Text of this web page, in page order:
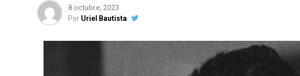
8 octubre, 2023
Por Uriel Bautista